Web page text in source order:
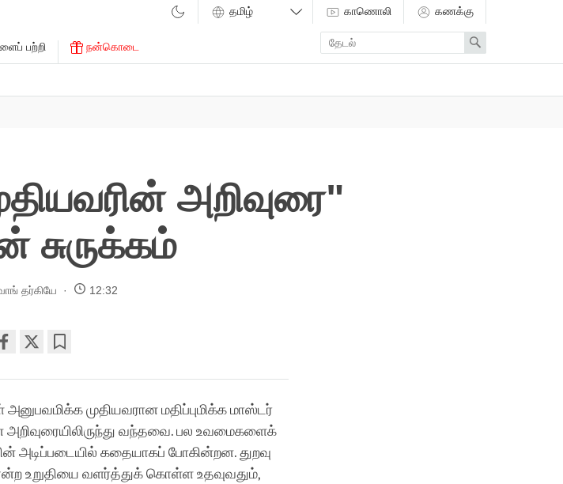
பற்றி நன்கொடை
காணொலி கணக்கு
Enter
search
term
Search
அறிவுரை"
சுருக்கம்
தர்கியே 12:32
முதியவரான மதிப்புமிக்க மாஸ்டர்
அறிவுரையிலிருந்து வந்தவை. பல உவமைகளைக்
கதையாகப் போகின்றன. துறவு
உறுதியை வளர்த்துக் கொள்ள உதவுவதும்,